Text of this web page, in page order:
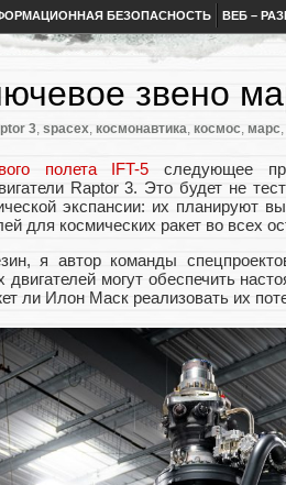
БЕЗОПАСНОСТЬ ВЕБ –
звено
3, spacex, космонавтика, космос, марс,
полета IFT-5 следующее
Raptor 3. Это будет не
экспансии: их планируют
для космических ракет во всех
я автор команды
могут обеспечить
ли Илон Маск реализовать их